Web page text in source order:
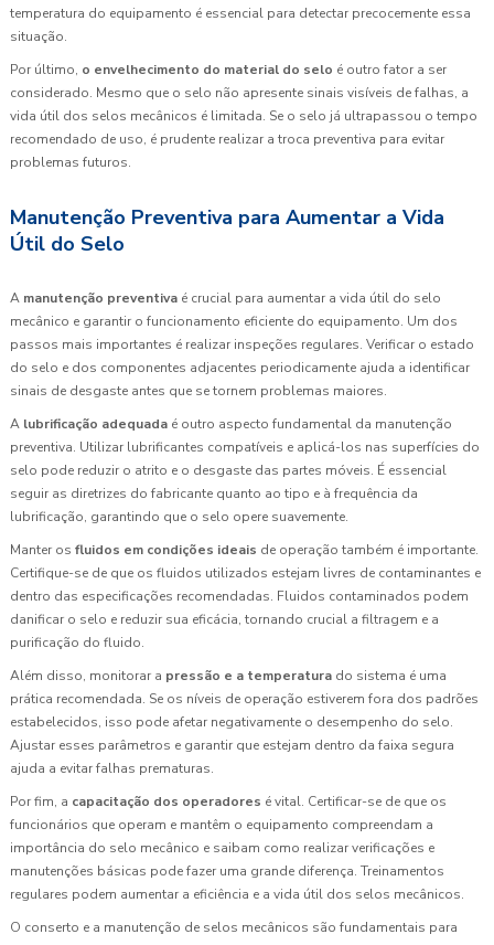
temperatura do equipamento é essencial para detectar precocemente essa
situação.
Por último, o envelhecimento do material do selo é outro fator a ser
considerado. Mesmo que o selo não apresente sinais visíveis de falhas, a
vida útil dos selos mecânicos é limitada. Se o selo já ultrapassou o tempo
recomendado de uso, é prudente realizar a troca preventiva para evitar
problemas futuros.
Manutenção Preventiva para Aumentar a Vida
Útil do Selo
A manutenção preventiva é crucial para aumentar a vida útil do selo
mecânico e garantir o funcionamento eficiente do equipamento. Um dos
passos mais importantes é realizar inspeções regulares. Verificar o estado
do selo e dos componentes adjacentes periodicamente ajuda a identificar
sinais de desgaste antes que se tornem problemas maiores.
A lubrificação adequada é outro aspecto fundamental da manutenção
preventiva. Utilizar lubrificantes compatíveis e aplicá-los nas superfícies do
selo pode reduzir o atrito e o desgaste das partes móveis. É essencial
seguir as diretrizes do fabricante quanto ao tipo e à frequência da
lubrificação, garantindo que o selo opere suavemente.
Manter os fluidos em condições ideais de operação também é importante.
Certifique-se de que os fluidos utilizados estejam livres de contaminantes e
dentro das especificações recomendadas. Fluidos contaminados podem
danificar o selo e reduzir sua eficácia, tornando crucial a filtragem e a
purificação do fluido.
Além disso, monitorar a pressão e a temperatura do sistema é uma
prática recomendada. Se os níveis de operação estiverem fora dos padrões
estabelecidos, isso pode afetar negativamente o desempenho do selo.
Ajustar esses parâmetros e garantir que estejam dentro da faixa segura
ajuda a evitar falhas prematuras.
Por fim, a capacitação dos operadores é vital. Certificar-se de que os
funcionários que operam e mantêm o equipamento compreendam a
importância do selo mecânico e saibam como realizar verificações e
manutenções básicas pode fazer uma grande diferença. Treinamentos
regulares podem aumentar a eficiência e a vida útil dos selos mecânicos.
O conserto e a manutenção de selos mecânicos são fundamentais para